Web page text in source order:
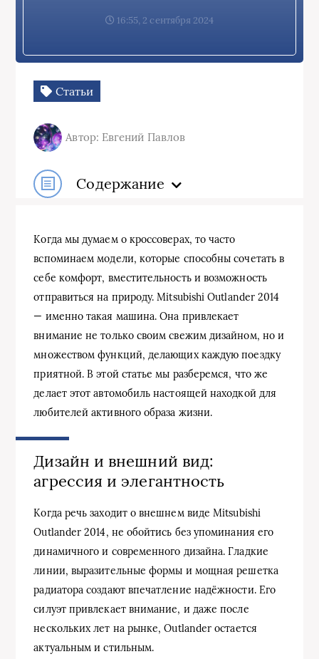
16:55, 2 сентября 2024
Статьи
Автор: Евгений Павлов
Содержание
Когда мы думаем о кроссоверах, то часто
вспоминаем модели, которые способны сочетать в
себе комфорт, вместительность и возможность
отправиться на природу. Mitsubishi Outlander 2014
— именно такая машина. Она привлекает
внимание не только своим свежим дизайном, но и
множеством функций, делающих каждую поездку
приятной. В этой статье мы разберемся, что же
делает этот автомобиль настоящей находкой для
любителей активного образа жизни.
Дизайн и внешний вид:
агрессия и элегантность
Когда речь заходит о внешнем виде Mitsubishi
Outlander 2014, не обойтись без упоминания его
динамичного и современного дизайна. Гладкие
линии, выразительные формы и мощная решетка
радиатора создают впечатление надёжности. Его
силуэт привлекает внимание, и даже после
нескольких лет на рынке, Outlander остается
актуальным и стильным.